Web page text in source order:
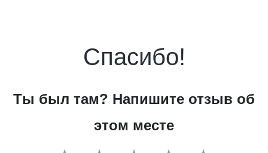
Спасибо!
Ты был там? Напишите отзыв об
этом месте